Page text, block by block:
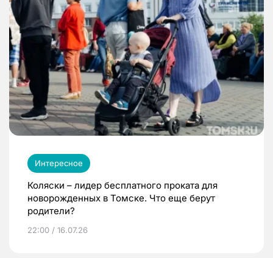
Интересное
Коляски – лидер бесплатного проката для
новорожденных в Томске. Что еще берут
родители?
22:00 / 16.07.26